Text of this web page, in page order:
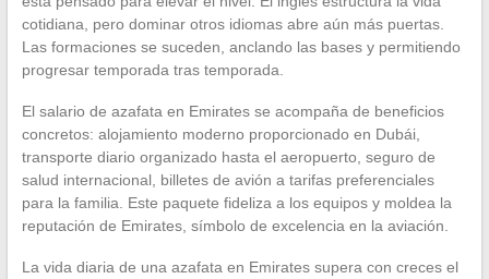
cotidiana, pero dominar otros idiomas abre aún más puertas.
Las formaciones se suceden, anclando las bases y permitiendo
progresar temporada tras temporada.
El salario de azafata en Emirates se acompaña de beneficios
concretos: alojamiento moderno proporcionado en Dubái,
transporte diario organizado hasta el aeropuerto, seguro de
salud internacional, billetes de avión a tarifas preferenciales
para la familia. Este paquete fideliza a los equipos y moldea la
reputación de Emirates, símbolo de excelencia en la aviación.
La vida diaria de una azafata en Emirates supera con creces el